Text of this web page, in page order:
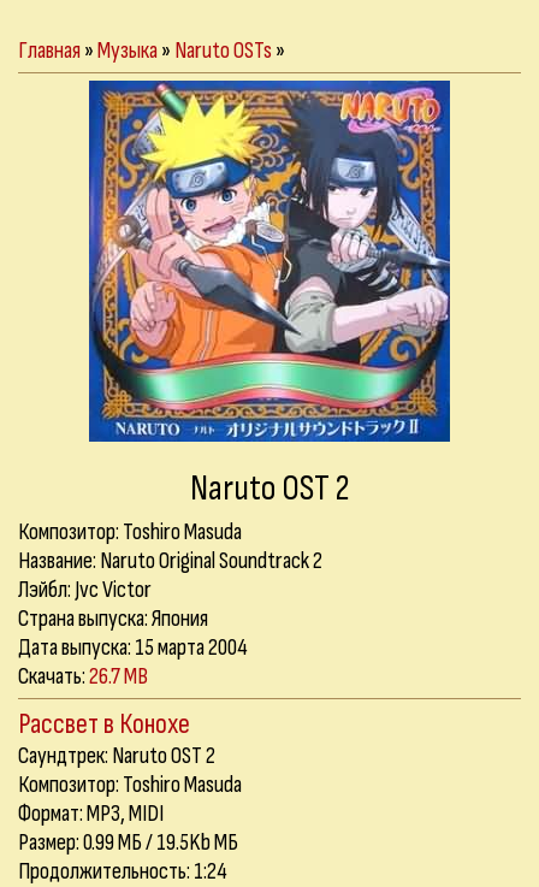
Главная»Музыка» Naruto OSTs »
Naruto OST 2
Композитор: Toshiro Masuda
Название: Naruto Original Soundtrack 2
Лэйбл: Jvc Victor
Страна выпуска: Япония
Дата выпуска: 15 марта 2004
Скачать:26.7 MB
Рассвет в Конохе
Саундтрек: Naruto OST 2
Композитор: Toshiro Masuda
Формат: MP3, MIDI
Размер: 0.99 МБ / 19.5Kb МБ
Продолжительность: 1:24